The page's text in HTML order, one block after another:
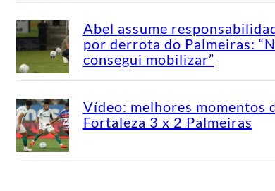
Abel assume
por derrota do Palmeiras:
consegui mobilizar”
Vídeo: melhores momentos
Fortaleza 3 x 2 Palmeiras